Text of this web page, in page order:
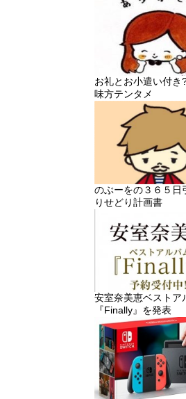
お礼とお小遣い付
味方テンタメ
のぶーをの３６５日
りせどり計画書
安室奈美恵ベストア
『Finally』を発表